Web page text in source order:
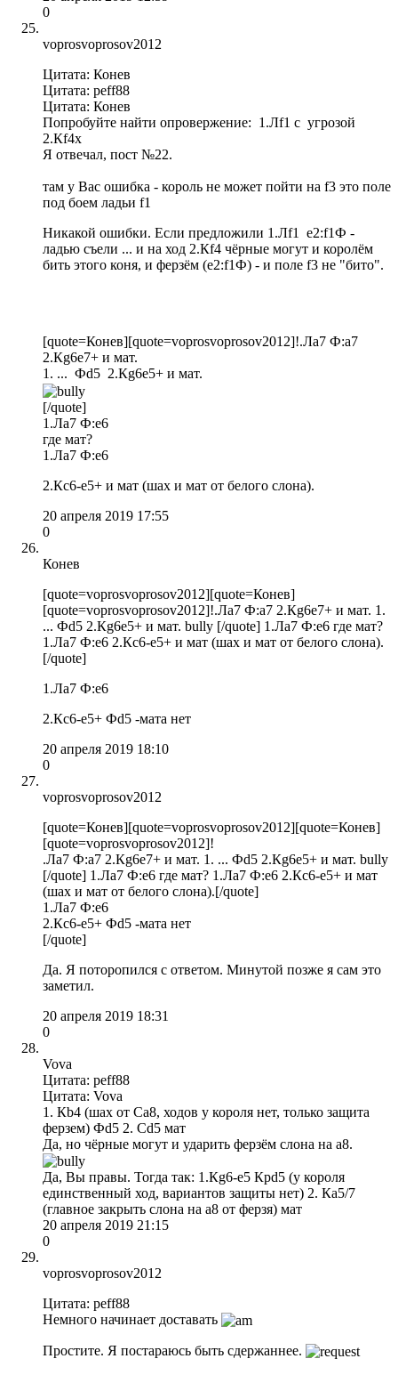
0
voprosvoprosov2012
Цитата: Конев
Цитата: peff88
Цитата: Конев
Попробуйте найти опровержение: 1.Лf1 с угрозой
2.Кf4x
Я отвечал, пост №22.
там у Вас ошибка - король не может пойти на f3 это поле
под боем ладьи f1
Никакой ошибки. Если предложили 1.Лf1 e2:f1Ф -
ладью съели ... и на ход 2.Кf4 чёрные могут и королём
бить этого коня, и ферзём (е2:f1Ф) - и поле f3 не "бито".
[quote=Конев][quote=voprosvoprosov2012]!.Ла7 Ф:а7
2.Кg6e7+ и мат.
1. ... Фd5 2.Кg6e5+ и мат.
[/quote]
1.Ла7 Ф:е6
где мат?
1.Ла7 Ф:е6
2.Кс6-е5+ и мат (шах и мат от белого слона).
20 апреля 2019 17:55
0
Конев
[quote=voprosvoprosov2012][quote=Конев]
[quote=voprosvoprosov2012]!.Ла7 Ф:а7 2.Кg6e7+ и мат. 1.
... Фd5 2.Кg6e5+ и мат. bully [/quote] 1.Ла7 Ф:е6 где мат?
1.Ла7 Ф:е6 2.Кс6-е5+ и мат (шах и мат от белого слона).
[/quote]
1.Ла7 Ф:е6
2.Кс6-е5+ Фd5 -мата нет
20 апреля 2019 18:10
0
voprosvoprosov2012
[quote=Конев][quote=voprosvoprosov2012][quote=Конев]
[quote=voprosvoprosov2012]!
.Ла7 Ф:а7 2.Кg6e7+ и мат. 1. ... Фd5 2.Кg6e5+ и мат. bully
[/quote] 1.Ла7 Ф:е6 где мат? 1.Ла7 Ф:е6 2.Кс6-е5+ и мат
(шах и мат от белого слона).[/quote]
1.Ла7 Ф:е6
2.Кс6-е5+ Фd5 -мата нет
[/quote]
Да. Я поторопился с ответом. Минутой позже я сам это
заметил.
20 апреля 2019 18:31
0
Vova
Цитата: peff88
Цитата: Vova
1. Кb4 (шах от Сa8, ходов у короля нет, только защита
ферзем) Фd5 2. Сd5 мат
Да, но чёрные могут и ударить ферзём слона на а8.
Да, Вы правы. Тогда так: 1.Кg6-e5 Крd5 (у короля
единственный ход, вариантов защиты нет) 2. Кa5/7
(главное закрыть слона на а8 от ферзя) мат
20 апреля 2019 21:15
0
voprosvoprosov2012
Цитата: peff88
Немного начинает доставать
Простите. Я постараюсь быть сдержаннее.